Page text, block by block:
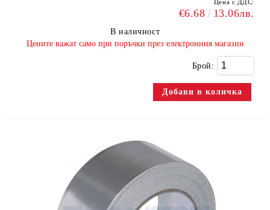
Цена с ДДС:
€6.68 13.06лв.
В наличност
​Цените важат само при поръчки през електронния магазин
Брой: